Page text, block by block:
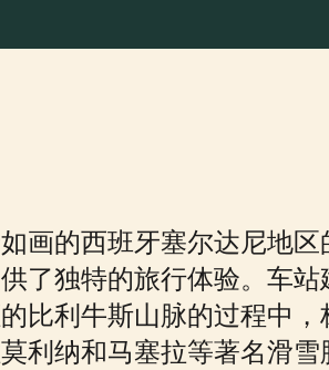
画的西班牙塞尔达尼地
了独特的旅行体验。车
比利牛斯山脉的过程中，
利纳和马塞拉等著名滑